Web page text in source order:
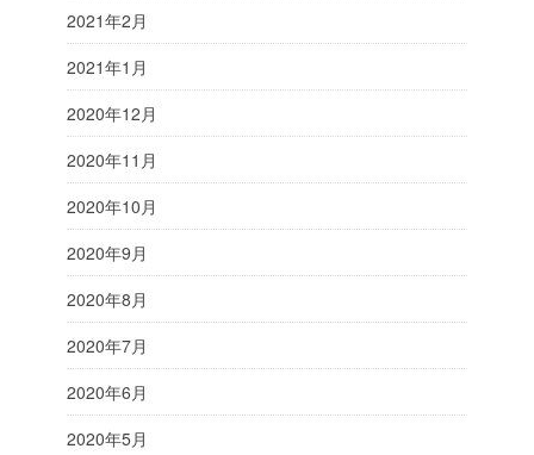
2021年2月
2021年1月
2020年12月
2020年11月
2020年10月
2020年9月
2020年8月
2020年7月
2020年6月
2020年5月